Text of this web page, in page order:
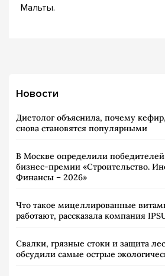
Мальты.
Новости
Диетолог объяснила, почему
снова становятся популярными
В Москве определили
бизнес-премии «Строительство.
Финансы – 2026»
Что такое мицеллированные
работают, рассказала компания
Свалки, грязные стоки и защита
обсудили самые острые